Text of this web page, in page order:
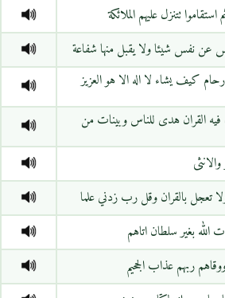
استقاموا تتنزل عليهم الملائكة
عن نفس شيئا ولا يقبل منها شفاعة
كيف يشاء لا اله الا هو العزيز
القران هدى للناس وبينات من
ولا تعجل بالقران وقل رب زدني علما
الله بغير سلطان اتاهم
ربهم عذاب الجحيم